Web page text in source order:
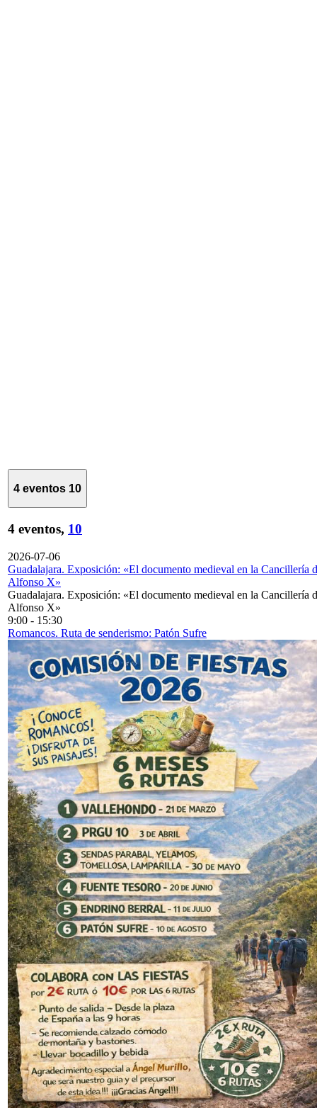
4 eventos 10
4 eventos, 10
2026-07-06
Guadalajara. Exposición: «El documento medieval en la Cancillería
Alfonso X»
Guadalajara. Exposición: «El documento medieval en la Cancillería
Alfonso X»
9:00 - 15:30
Romancos. Ruta de senderismo: Patón Sufre